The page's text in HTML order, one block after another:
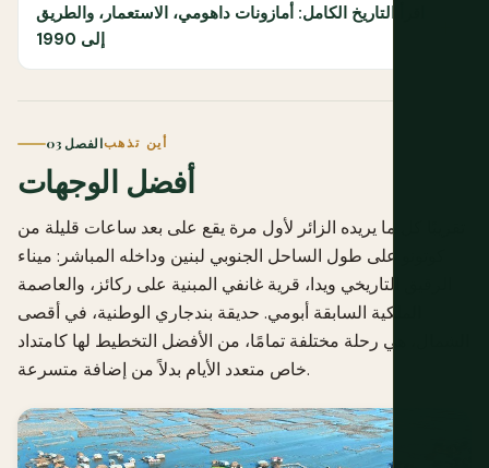
اقرأ التاريخ الكامل: أمازونات داهومي، الاستعمار، والطريق
إلى 1990
الفصل 03أين تذهب
أفضل الوجهات
تقريبًا كل ما يريده الزائر لأول مرة يقع على بعد ساعات قليلة من
كوتونو على طول الساحل الجنوبي لبنين وداخله المباشر: ميناء
الرقيق التاريخي ويدا، قرية غانفي المبنية على ركائز، والعاصمة
الملكية السابقة أبومي. حديقة بندجاري الوطنية، في أقصى
الشمال، هي رحلة مختلفة تمامًا، من الأفضل التخطيط لها كامتداد
خاص متعدد الأيام بدلاً من إضافة متسرعة.